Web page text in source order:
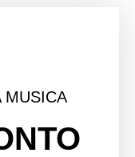
MUSICALE
PER
MUSICA